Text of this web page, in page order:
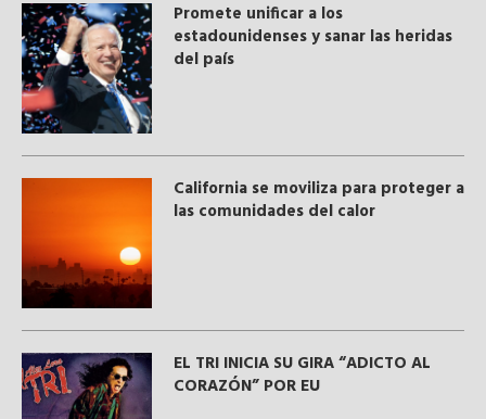
Promete unificar a los
estadounidenses y sanar las heridas
del país
California se moviliza para proteger a
las comunidades del calor
EL TRI INICIA SU GIRA “ADICTO AL
CORAZÓN” POR EU